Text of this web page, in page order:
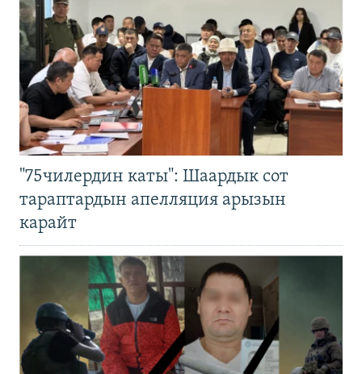
"75чилердин каты": Шаардык сот
тараптардын апелляция арызын
карайт